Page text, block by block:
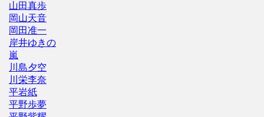
山田真歩
岡山天音
岡田准一
岸井ゆきの
嵐
川島夕空
川栄李奈
平岩紙
平野歩夢